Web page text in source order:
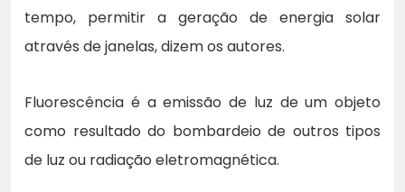
tempo, permitir a geração de energia solar
através de janelas, dizem os autores.
Fluorescência é a emissão de luz de um objeto
como resultado do bombardeio de outros tipos
de luz ou radiação eletromagnética.